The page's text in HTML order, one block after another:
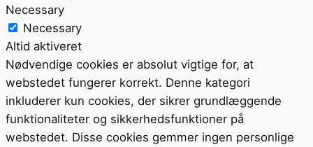
Necessary
Necessary
Altid aktiveret
Nødvendige cookies er absolut vigtige for, at
webstedet fungerer korrekt. Denne kategori
inkluderer kun cookies, der sikrer grundlæggende
funktionaliteter og sikkerhedsfunktioner på
webstedet. Disse cookies gemmer ingen personlige